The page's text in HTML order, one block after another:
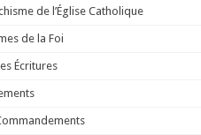
de l’Église Catholique
de la Foi
Écritures